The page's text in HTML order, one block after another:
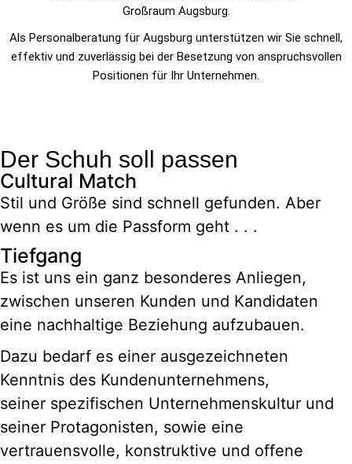
Großraum Augsburg.
Als Personalberatung für Augsburg unterstützen wir Sie schnell,
effektiv und zuverlässig bei der Besetzung von anspruchsvollen
Positionen für Ihr Unternehmen.
Der Schuh soll passen
Cultural Match
Stil und Größe sind schnell gefunden. Aber
wenn es um die Passform geht . . .
Tiefgang
Es ist uns ein ganz besonderes Anliegen,
zwischen unseren Kunden und Kandidaten
eine nachhaltige Beziehung aufzubauen.
Dazu bedarf es einer ausgezeichneten
Kenntnis des Kundenunternehmens,
seiner spezifischen Unternehmenskultur und
seiner Protagonisten, sowie eine
vertrauensvolle, konstruktive und offene